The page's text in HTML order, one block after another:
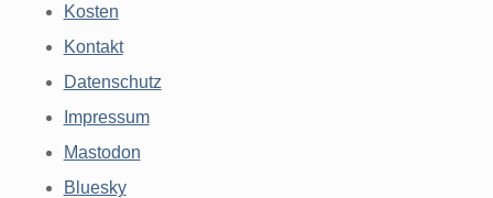
Kosten
Kontakt
Datenschutz
Impressum
Mastodon
Bluesky